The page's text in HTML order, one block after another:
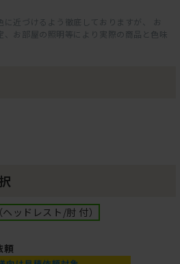
近づけるよう徹底しておりますが、 お
、お部屋の照明等により実際の商品と色味
ッドレスト/肘 付）
頼